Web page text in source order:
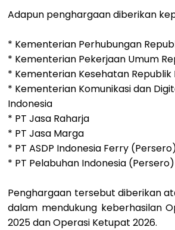
Adapun penghargaan diberikan
* Kementerian Perhubungan
* Kementerian Pekerjaan Umum
* Kementerian Kesehatan Republik
* Kementerian Komunikasi dan
Indonesia
* PT Jasa Raharja
* PT Jasa Marga
* PT ASDP Indonesia Ferry
* PT Pelabuhan Indonesia (Persero)
Penghargaan tersebut diberikan
dalam mendukung keberhasilan
2025 dan Operasi Ketupat 2026.